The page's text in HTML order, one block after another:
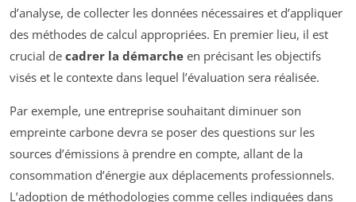
d’analyse, de collecter les données nécessaires et d’appliquer
des méthodes de calcul appropriées. En premier lieu, il est
crucial de cadrer la démarche en précisant les objectifs
visés et le contexte dans lequel l’évaluation sera réalisée.
Par exemple, une entreprise souhaitant diminuer son
empreinte carbone devra se poser des questions sur les
sources d’émissions à prendre en compte, allant de la
consommation d’énergie aux déplacements professionnels.
L’adoption de méthodologies comme celles indiquées dans